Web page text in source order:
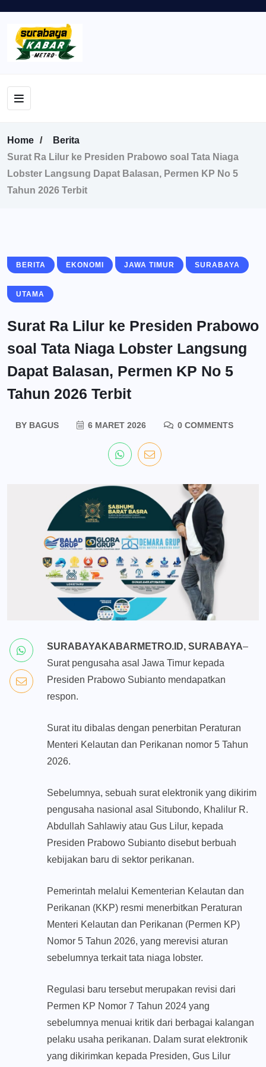
Home
Berita
Surat Ra Lilur ke Presiden Prabowo soal Tata Niaga
Lobster Langsung Dapat Balasan, Permen KP No 5
Tahun 2026 Terbit
BERITA EKONOMI JAWA TIMUR SURABAYA
UTAMA
Surat Ra Lilur ke Presiden Prabowo
soal Tata Niaga Lobster Langsung
Dapat Balasan, Permen KP No 5
Tahun 2026 Terbit
BYBAGUS 6 MARET 2026 0 COMMENTS
SURABAYAKABARMETRO.ID, SURABAYA–
Surat pengusaha asal Jawa Timur kepada
Presiden Prabowo Subianto mendapatkan
respon.
Surat itu dibalas dengan penerbitan Peraturan
Menteri Kelautan dan Perikanan nomor 5 Tahun
2026.
Sebelumnya, sebuah surat elektronik yang dikirim
pengusaha nasional asal Situbondo, Khalilur R.
Abdullah Sahlawiy atau Gus Lilur, kepada
Presiden Prabowo Subianto disebut berbuah
kebijakan baru di sektor perikanan.
Pemerintah melalui Kementerian Kelautan dan
Perikanan (KKP) resmi menerbitkan Peraturan
Menteri Kelautan dan Perikanan (Permen KP)
Nomor 5 Tahun 2026, yang merevisi aturan
sebelumnya terkait tata niaga lobster.
Regulasi baru tersebut merupakan revisi dari
Permen KP Nomor 7 Tahun 2024 yang
sebelumnya menuai kritik dari berbagai kalangan
pelaku usaha perikanan. Dalam surat elektronik
yang dikirimkan kepada Presiden, Gus Lilur